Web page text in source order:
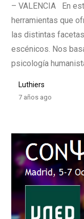
– VALENCIA En
herramientas que
las distintas
escénicos. Nos
psicología
Luthiers
7 años ago